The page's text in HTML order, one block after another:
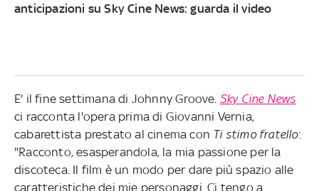
anticipazioni su Sky Cine News: guarda il video
E' il fine settimana di Johnny Groove. Sky Cine News
ci racconta l'opera prima di Giovanni Vernia,
cabarettista prestato al cinema con Ti stimo fratello:
"Racconto, esasperandola, la mia passione per la
discoteca. Il film è un modo per dare più spazio alle
caratteristiche dei mie personaggi. Ci tengo a